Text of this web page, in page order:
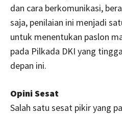
dan cara berkomunikasi,
saja, penilaian ini menjadi
untuk menentukan paslon
pada Pilkada DKI yang
depan ini.
Opini Sesat
Salah satu sesat pikir yang